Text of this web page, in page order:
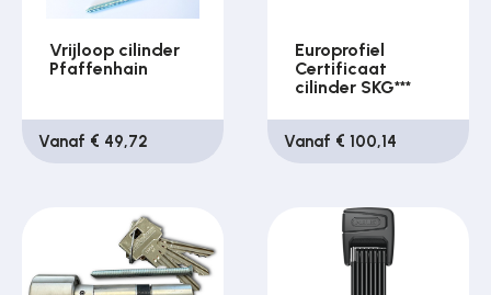
Vrijloop cilinder
Pfaffenhain
Vanaf € 49,72
Europrofiel
Certificaat
cilinder SKG***
Vanaf € 100,14